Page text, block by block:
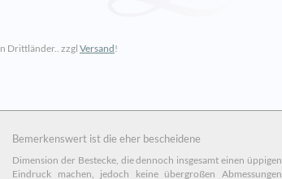
Drittländer.. zzgl Versand!
Bemerkenswert ist die eher bescheidene
Dimension der Bestecke, die dennoch insgesamt einen üppigen
Eindruck machen, jedoch keine übergroßen Abmessungen